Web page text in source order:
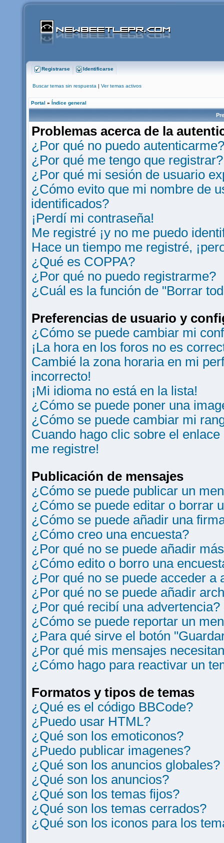
Registrarse Identificarse
Buscar temas sin respuesta | Ver temas activos
Portal » Índice general
Problemas acerca de la
¿Por qué no puedo autenticarme?
¿Por qué me tengo que registrar?
¿Por qué mi sesión de usuario
¿Cómo evito que mi nombre de
identificados?
¡Perdí mi contraseña!
Me registré ¡y no me puedo
Hace un tiempo me registré,
¿Qué es COPPA?
¿Por qué no puedo registrarme?
¿Cuál es la función de "Borrar
Preferencias de usuario y
¿Cómo se puede cambiar mi
¡La hora en los foros no es
Cambié la zona horaria en mi
incorrecto!
¡Mi idioma no está en la lista!
¿Cómo se puede poner una
¿Cómo se puede cambiar mi
Cuando hago clic sobre el
me registre!
Publicación de mensajes
¿Cómo se puede publicar un
¿Cómo se puede editar o borrar
¿Cómo se puede añadir una
¿Cómo creo una encuesta?
¿Por qué no se puede añadir
¿Cómo edito o borro una
¿Por qué no se puede acceder a
¿Por qué no se puede añadir
¿Por qué recibí una advertencia?
¿Cómo se puede reportar un
¿Para qué sirve el botón
¿Por qué mis mensajes
¿Cómo hago para reactivar un
Formatos y tipos de temas
¿Qué es el código BBCode?
¿Puedo usar HTML?
¿Qué son los emoticonos?
¿Puedo publicar imagenes?
¿Qué son los anuncios globales?
¿Qué son los anuncios?
¿Qué son los temas fijos?
¿Qué son los temas cerrados?
¿Qué son los iconos para los